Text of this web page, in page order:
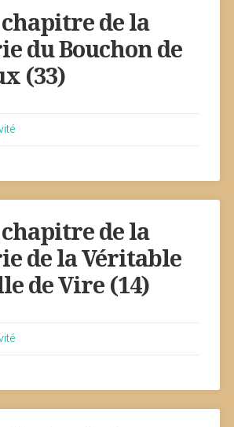
de la
du Bouchon de
(33)
de la
de la Véritable
de Vire (14)